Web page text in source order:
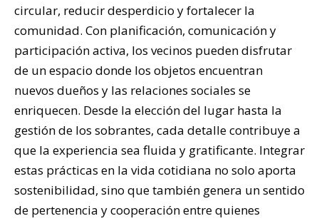
circular, reducir desperdicio y fortalecer la
comunidad. Con planificación, comunicación y
participación activa, los vecinos pueden disfrutar
de un espacio donde los objetos encuentran
nuevos dueños y las relaciones sociales se
enriquecen. Desde la elección del lugar hasta la
gestión de los sobrantes, cada detalle contribuye a
que la experiencia sea fluida y gratificante. Integrar
estas prácticas en la vida cotidiana no solo aporta
sostenibilidad, sino que también genera un sentido
de pertenencia y cooperación entre quienes